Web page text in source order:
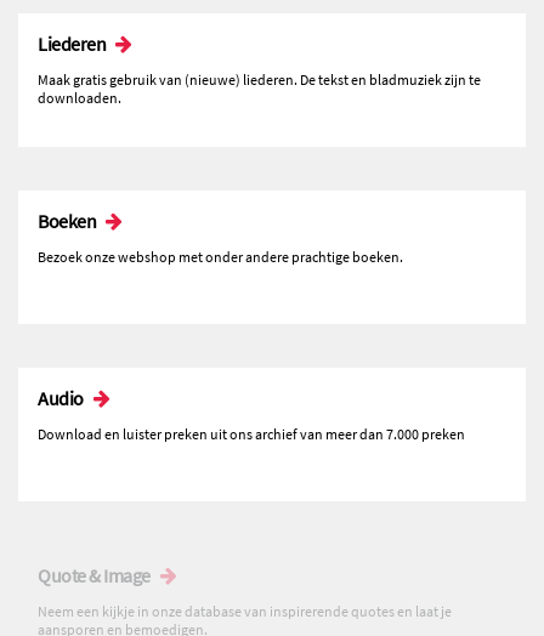
Liederen
Maak gratis gebruik van (nieuwe) liederen. De tekst en bladmuziek zijn te
downloaden.
Boeken
Bezoek onze webshop met onder andere prachtige boeken.
Audio
Download en luister preken uit ons archief van meer dan 7.000 preken
Quote & Image
Neem een kijkje in onze database van inspirerende quotes en laat je
aansporen en bemoedigen.